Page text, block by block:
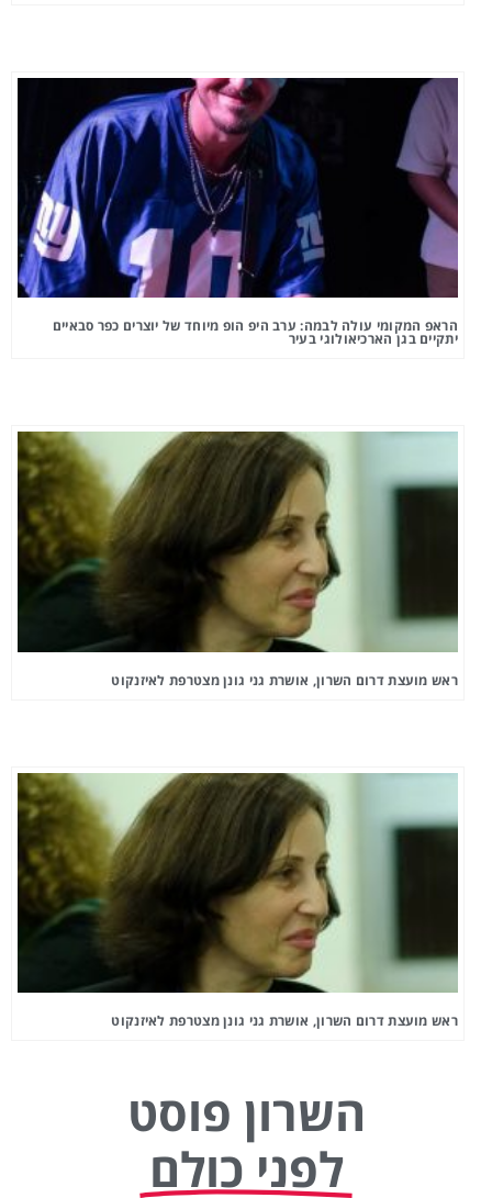
הראפ המקומי עולה לבמה: ערב היפ הופ מיוחד של יוצרים כפר סבאיים
יתקיים בגן הארכיאולוגי בעיר
ראש מועצת דרום השרון, אושרת גני גונן מצטרפת לאיזנקוט
ראש מועצת דרום השרון, אושרת גני גונן מצטרפת לאיזנקוט
השרון פוסט
לפני כולם